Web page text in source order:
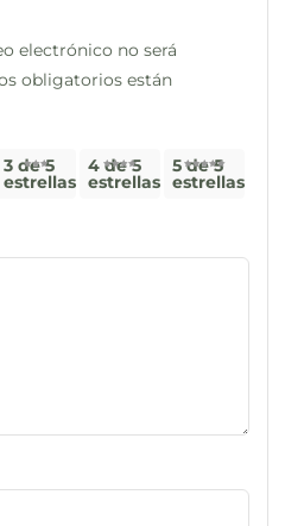
electrónico no será
obligatorios están
3 de 5
estrellas
4 de 5
estrellas
5 de 5
estrellas